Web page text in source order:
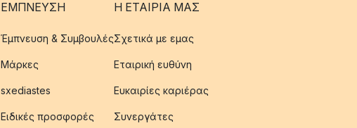
ΈΜΠΝΕΥΣΗ
Έμπνευση & Συμβουλές
Μάρκες
sxediastes
Ειδικές προσφορές
Η ΕΤΑΊΡΙΑ ΜΑΣ
Σχετικά με εμας
Εταιρική ευθύνη
Ευκαιρίες καριέρας
Συνεργάτες